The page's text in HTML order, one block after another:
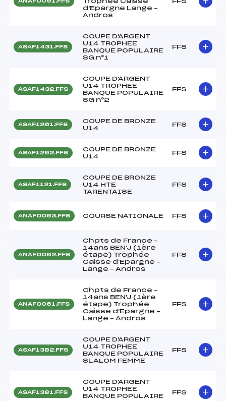
d'Epargne Lange –
Andros
ASAF1431.FFS
COUPE D'ARGENT
U14 TROPHEE
BANQUE POPULAIRE
SG n°1
FFS
ASAF1432.FFS
COUPE D'ARGENT
U14 TROPHEE
BANQUE POPULAIRE
SG n°2
FFS
ASAF1261.FFS
COUPE DE BRONZE
U14
FFS
ASAF1262.FFS
COUPE DE BRONZE
U14
FFS
ASAF1121.FFS
COUPE DE BRONZE
U14 HTE
TARENTAISE
FFS
ANAF0063.FFS COURSE NATIONALE FFS
ANAF0062.FFS
Chpts de France –
14ans BEN'J (1ère
étape) Trophée
Caisse d'Epargne –
Lange – Andros
FFS
ANAF0061.FFS
Chpts de France –
14ans BEN'J (1ère
étape) Trophée
Caisse d'Epargne –
Lange – Andros
FFS
ASAF1382.FFS
COUPE D'ARGENT
U14 TROPHEE
BANQUE POPULAIRE
SLALOM FEMME
FFS
ASAF1381.FFS
COUPE D'ARGENT
U14 TROPHEE
BANQUE POPULAIRE
FFS